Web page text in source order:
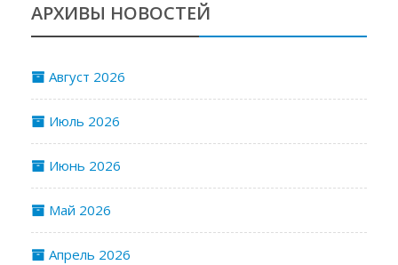
АРХИВЫ НОВОСТЕЙ
Август 2026
Июль 2026
Июнь 2026
Май 2026
Апрель 2026